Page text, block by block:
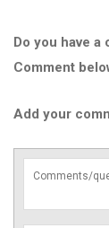
Do you have
Comment
Add your